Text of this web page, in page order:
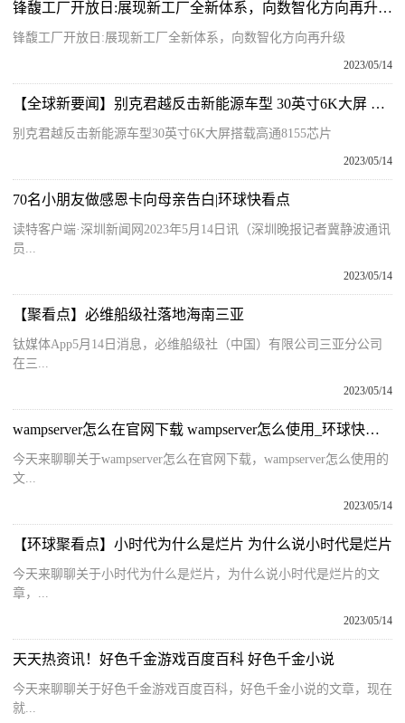
锋馥工厂开放日:展现新工厂全新体系，向数智化方向再升级 今日视点
锋馥工厂开放日:展现新工厂全新体系，向数智化方向再升级
2023/05/14
【全球新要闻】别克君越反击新能源车型 30英寸6K大屏 搭载高通8155芯片
别克君越反击新能源车型30英寸6K大屏搭载高通8155芯片
2023/05/14
70名小朋友做感恩卡向母亲告白|环球快看点
读特客户端·深圳新闻网2023年5月14日讯（深圳晚报记者冀静波通讯
员...
2023/05/14
【聚看点】必维船级社落地海南三亚
钛媒体App5月14日消息，必维船级社（中国）有限公司三亚分公司
在三...
2023/05/14
wampserver怎么在官网下载 wampserver怎么使用_环球快消息
今天来聊聊关于wampserver怎么在官网下载，wampserver怎么使用的
文...
2023/05/14
【环球聚看点】小时代为什么是烂片 为什么说小时代是烂片
今天来聊聊关于小时代为什么是烂片，为什么说小时代是烂片的文
章，...
2023/05/14
天天热资讯！好色千金游戏百度百科 好色千金小说
今天来聊聊关于好色千金游戏百度百科，好色千金小说的文章，现在
就...